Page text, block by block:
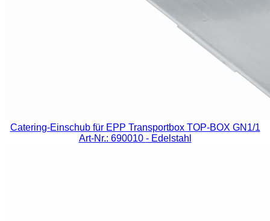
Catering-Einschub für EPP Transportbox TOP-BOX GN1/1
Art-Nr.: 690010 - Edelstahl